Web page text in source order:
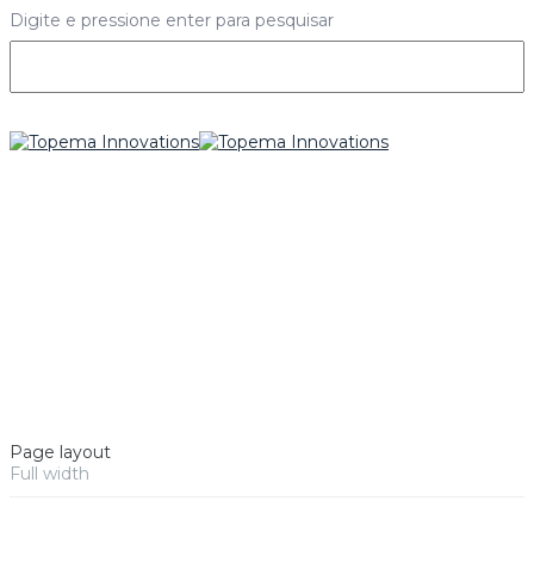
Digite e pressione enter para pesquisar
Page layout
Full width